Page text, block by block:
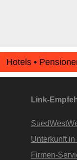
Hotels •
Apartments •
Link-
Unterkunft
Firmen-